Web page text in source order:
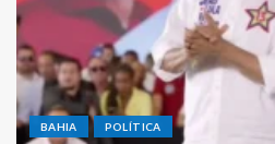
BAHIA POLÍTICA